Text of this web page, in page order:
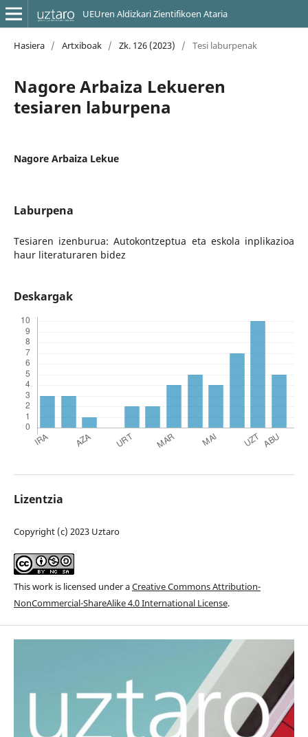
UEUren Aldizkari Zientifikoen Ataria
Hasiera / Artxiboak / Zk. 126 (2023) / Tesi laburpenak
Nagore Arbaiza Lekueren
tesiaren laburpena
Nagore Arbaiza Lekue
Laburpena
Tesiaren izenburua: Autokontzeptua eta eskola inplikazioa
haur literaturaren bidez
Deskargak
Lizentzia
Copyright (c) 2023 Uztaro
This work is licensed under aCreative Commons Attribution-
NonCommercial-ShareAlike 4.0 International License.